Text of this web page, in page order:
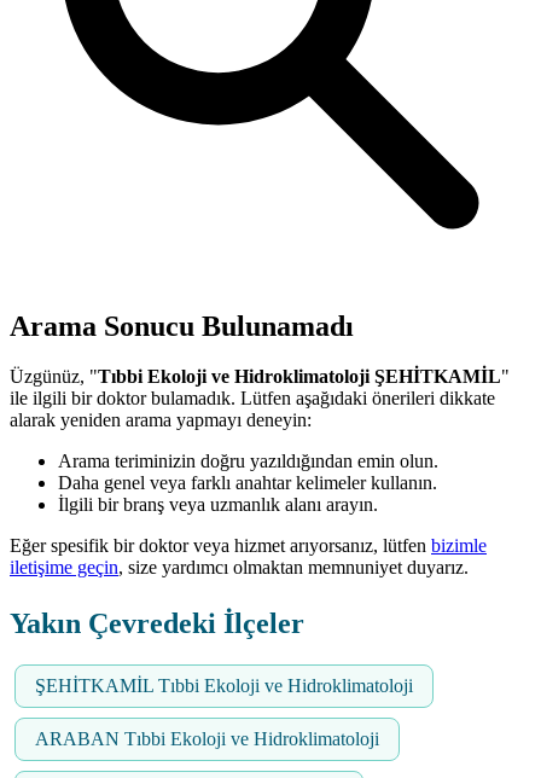
Arama Sonucu Bulunamadı
Üzgünüz, "Tıbbi Ekoloji ve Hidroklimatoloji ŞEHİTKAMİL"
ile ilgili bir doktor bulamadık. Lütfen aşağıdaki önerileri dikkate
alarak yeniden arama yapmayı deneyin:
Arama teriminizin doğru yazıldığından emin olun.
Daha genel veya farklı anahtar kelimeler kullanın.
İlgili bir branş veya uzmanlık alanı arayın.
Eğer spesifik bir doktor veya hizmet arıyorsanız, lütfen bizimle
iletişime geçin, size yardımcı olmaktan memnuniyet duyarız.
Yakın Çevredeki İlçeler
ŞEHİTKAMİL Tıbbi Ekoloji ve Hidroklimatoloji
ARABAN Tıbbi Ekoloji ve Hidroklimatoloji